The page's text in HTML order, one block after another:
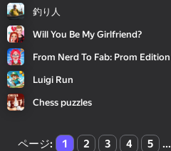
釣り人
Will You Be My Girlfriend?
From Nerd To Fab: Prom Edition
Luigi Run
Chess puzzles
ページ: 1 2 3 4 5 ...